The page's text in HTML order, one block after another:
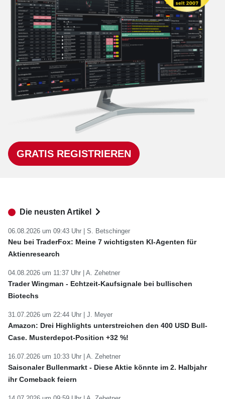
GRATIS REGISTRIEREN
Die neusten Artikel
06.08.2026 um 09:43 Uhr | S. Betschinger
Neu bei TraderFox: Meine 7 wichtigsten KI-Agenten für
Aktienresearch
04.08.2026 um 11:37 Uhr | A. Zehetner
Trader Wingman - Echtzeit-Kaufsignale bei bullischen
Biotechs
31.07.2026 um 22:44 Uhr | J. Meyer
Amazon: Drei Highlights unterstreichen den 400 USD Bull-
Case. Musterdepot-Position +32 %!
16.07.2026 um 10:33 Uhr | A. Zehetner
Saisonaler Bullenmarkt - Diese Aktie könnte im 2. Halbjahr
ihr Comeback feiern